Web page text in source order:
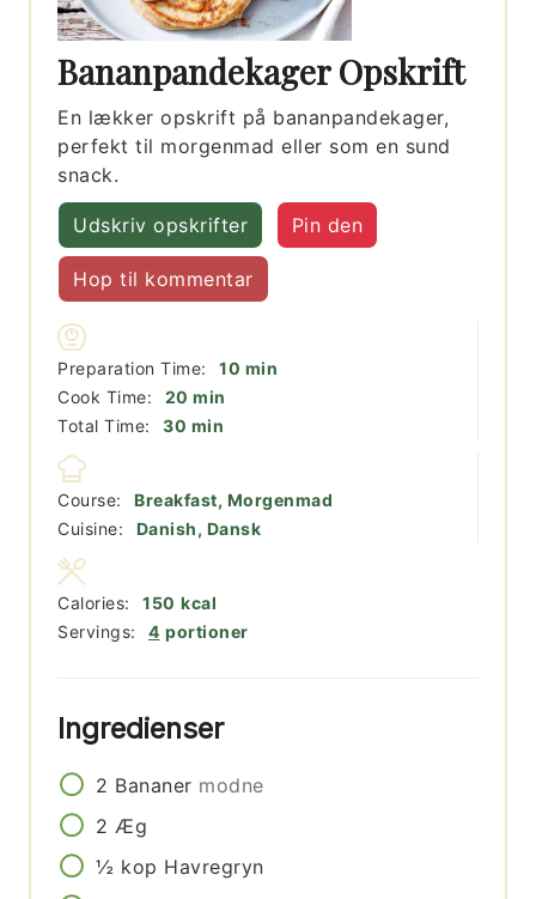
Bananpandekager Opskrift
En lækker opskrift på bananpandekager,
perfekt til morgenmad eller som en sund
snack.
Udskriv opskrifter Pin den
Hop til kommentar
Preparation Time: 10 minutter
min
Cook Time:
20 minutter
min
Total Time:
30 minutter
min
Course:
Breakfast, Morgenmad
Cuisine:
Danish, Dansk
Servings: 4 portioner
Calories: 150 kcal
Ingredienser
2 Bananer modne
2 Æg
½ kop Havregryn